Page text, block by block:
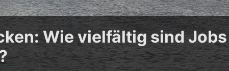
Wie vielfältig sind